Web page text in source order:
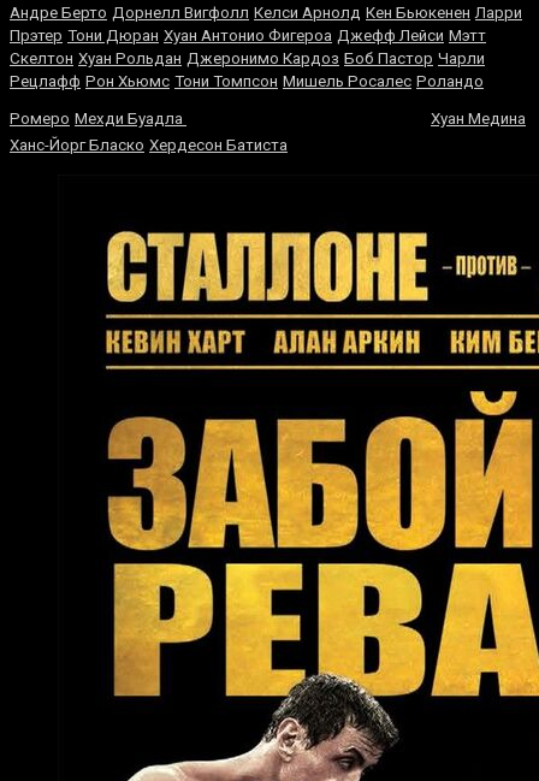
Андре Берто Дорнелл Вигфолл Келси Арнолд Кен Бьюкенен Ларри
Прэтер Тони Дюран Хуан Антонио Фигероа Джефф Лейси Мэтт
Скелтон Хуан Рольдан Джеронимо Кардоз Боб Пастор Чарли
Рецлафф Рон Хьюмс Тони Томпсон Мишель Росалес Роландо
Ромеро Мехди Буадла
Хуан Медина
Ханс-Йорг Бласко Хердесон Батиста